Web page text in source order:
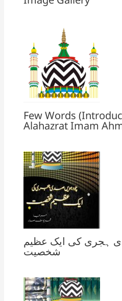
Few Words
Alahazrat Imam
ہجری کی ایک عظیم
شخصیت